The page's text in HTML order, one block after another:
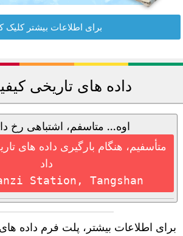
برای اطلاعات بیشتر کلیک
داده های تاریخی
اوه... متاسفم، اشتباهی رخ
متأسفیم، هنگام بارگیری داده های
داد
Station, Tangshan
برای اطلاعات بیشتر، پلت فرم داده